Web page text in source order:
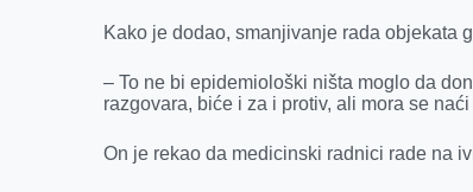
Kako je dodao, smanjivanje rada objekata
– To ne bi epidemiološki ništa moglo da
razgovara, biće i za i protiv, ali mora se
On je rekao da medicinski radnici rade na